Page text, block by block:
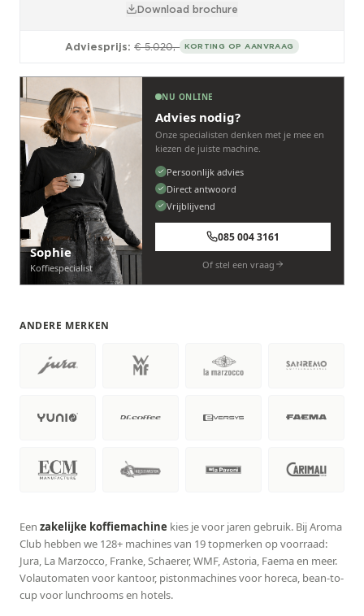
Download brochure
Adviesprijs: € 5.020,- KORTING OP AANVRAAG
Sophie
Koffiespecialist
NU ONLINE
Advies nodig?
Onze specialisten denken met je mee en
kiezen de juiste machine.
Persoonlijk advies
Direct antwoord
Vrijblijvend
085 004 3161
Of stel een vraag
ANDERE MERKEN
Een zakelijke koffiemachine kies je voor jaren gebruik. Bij Aroma
Club hebben we 128+ machines van 19 topmerken op voorraad:
Jura, La Marzocco, Franke, Schaerer, WMF, Astoria, Faema en meer.
Volautomaten voor kantoor, pistonmachines voor horeca, bean-to-
cup voor lunchrooms en hotels.